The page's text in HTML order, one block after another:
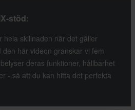
stöd:
hela skillnaden när det gäller
här videon granskar vi fem
deras funktioner, hållbarhet
- så att du kan hitta det perfekta